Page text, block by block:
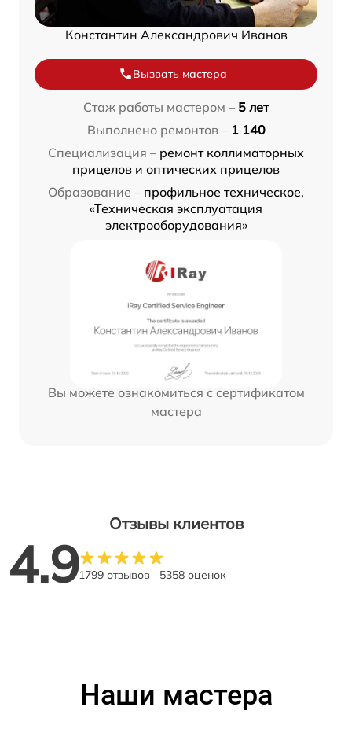
Константин Александрович Иванов
Вызвать мастера
Стаж работы мастером – 5 лет
Выполнено ремонтов – 1 140
Специализация – ремонт коллиматорных
прицелов и оптических прицелов
Образование – профильное техническое,
«Техническая эксплуатация
электрооборудования»
Вы можете ознакомиться с сертификатом
мастера
Отзывы клиентов
4.91799 отзывов 5358 оценок
Наши мастера